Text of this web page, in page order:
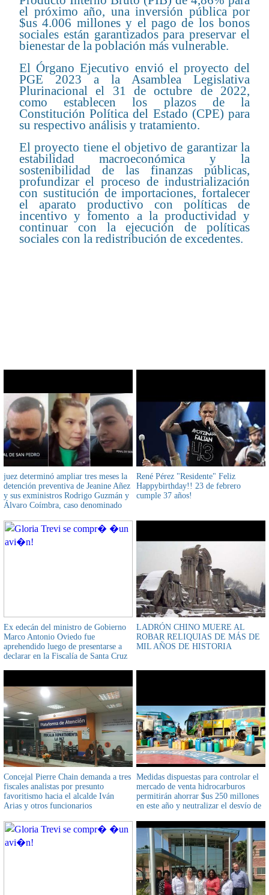
el próximo año, una inversión pública por
$us 4.006 millones y el pago de los bonos
sociales están garantizados para preservar el
bienestar de la población más vulnerable.
El Órgano Ejecutivo envió el proyecto del
PGE 2023 a la Asamblea Legislativa
Plurinacional el 31 de octubre de 2022,
como establecen los plazos de la
Constitución Política del Estado (CPE) para
su respectivo análisis y tratamiento.
El proyecto tiene el objetivo de garantizar la
estabilidad macroeconómica y la
sostenibilidad de las finanzas públicas,
profundizar el proceso de industrialización
con sustitución de importaciones, fortalecer
el aparato productivo con políticas de
incentivo y fomento a la productividad y
continuar con la ejecución de políticas
sociales con la redistribución de excedentes.
juez determinó ampliar tres meses la
detención preventiva de Jeanine Añez
y sus exministros Rodrigo Guzmán y
Álvaro Coímbra, caso denominado
René Pérez "Residente" Feliz
Happybirthday!! 23 de febrero
cumple 37 años!
Ex edecán del ministro de Gobierno
Marco Antonio Oviedo fue
aprehendido luego de presentarse a
declarar en la Fiscalía de Santa Cruz
LADRÓN CHINO MUERE AL
ROBAR RELIQUIAS DE MÁS DE
MIL AÑOS DE HISTORIA
Concejal Pierre Chain demanda a tres
fiscales analistas por presunto
favoritismo hacia el alcalde Iván
Arias y otros funcionarios
Medidas dispuestas para controlar el
mercado de venta hidrocarburos
permitirán ahorrar $us 250 millones
en este año y neutralizar el desvío de